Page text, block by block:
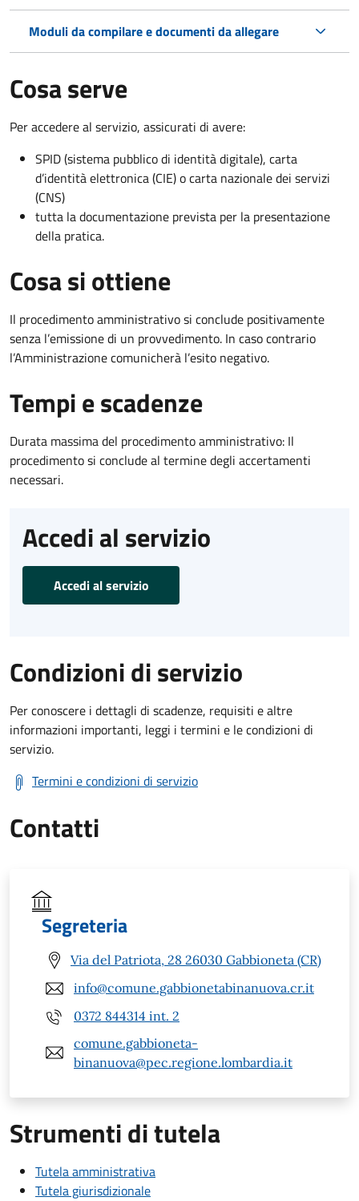
Moduli da compilare e documenti da allegare
Cosa serve
Per accedere al servizio, assicurati di avere:
SPID (sistema pubblico di identità digitale), carta
d’identità elettronica (CIE) o carta nazionale dei servizi
(CNS)
tutta la documentazione prevista per la presentazione
della pratica.
Cosa si ottiene
Il procedimento amministrativo si conclude positivamente
senza l’emissione di un provvedimento. In caso contrario
l’Amministrazione comunicherà l’esito negativo.
Tempi e scadenze
Durata massima del procedimento amministrativo: Il
procedimento si conclude al termine degli accertamenti
necessari.
Accedi al servizio
Accedi al servizio
Condizioni di servizio
Per conoscere i dettagli di scadenze, requisiti e altre
informazioni importanti, leggi i termini e le condizioni di
servizio.
Termini e condizioni di servizio
Contatti
Segreteria
Via del Patriota, 28 26030 Gabbioneta (CR)
info@comune.gabbionetabinanuova.cr.it
0372 844314 int. 2
comune.gabbioneta-
binanuova@pec.regione.lombardia.it
Strumenti di tutela
Tutela amministrativa
Tutela giurisdizionale